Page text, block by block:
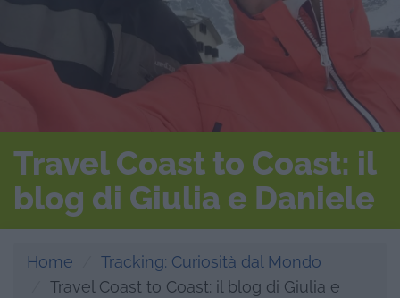
Travel Coast to Coast: il
blog di Giulia e Daniele
Home
Tracking: Curiosità dal Mondo
Travel Coast to Coast: il blog di Giulia e